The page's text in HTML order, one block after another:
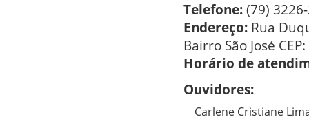
Telefone:(79)
Endereço: Rua
Bairro São José
Horário de
Ouvidores:
Carlene Cristiane